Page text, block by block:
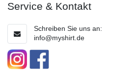
Service & Kontakt
Schreiben Sie uns an:
info@myshirt.de